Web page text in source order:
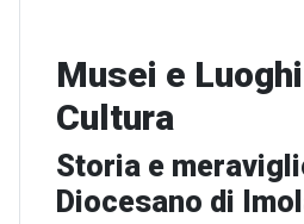
Musei e
Cultura
Storia e
Diocesano di